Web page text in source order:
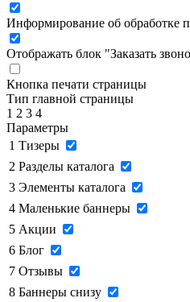
Информирование об обработке
Отображать блок "Заказать
Кнопка печати страницы
Тип главной страницы
1 2 3 4
Параметры
1 Тизеры
2 Разделы каталога
3 Элементы каталога
4 Маленькие баннеры
5 Акции
6 Блог
7 Отзывы
8 Баннеры снизу